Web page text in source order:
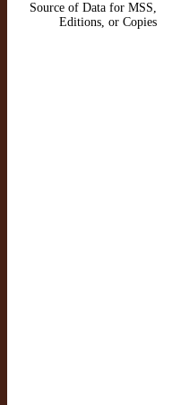
Source of Data for MSS,
Editions, or Copies